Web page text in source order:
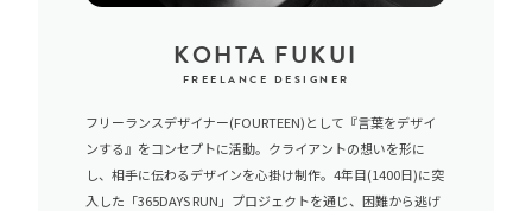
KOHTA FUKUI
FREELANCE DESIGNER
フリーランスデザイナー(FOURTEEN)として『言葉をデザイ
ンする』をコンセプトに活動。クライアントの想いを形に
し、相手に伝わるデザインを心掛け制作。4年目(1400日)に突
入した「365DAYS RUN」プロジェクトを通じ、困難から逃げ